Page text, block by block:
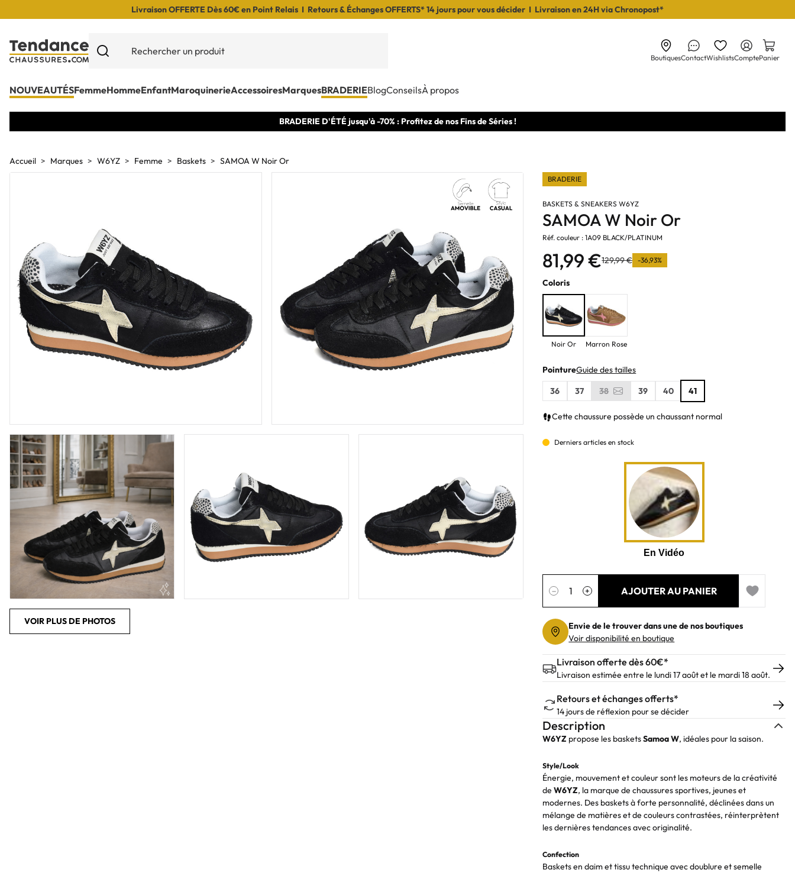
Livraison OFFERTE Dès 60€ en Point Relais I Retours & Échanges OFFERTS* 14 jours pour vous décider I Livraison en 24H via Chronopost*
BoutiquesContactWishlistsComptePanier
NOUVEAUTÉSFemmeHommeEnfantMaroquinerieAccessoiresMarquesBRADERIEBlogConseilsÀ propos
BRADERIE D'ÉTÉ jusqu'à -70% : Profitez de nos Fins de Séries !
Accueil Marques W6YZ Femme Baskets SAMOA W Noir Or
VOIR PLUS DE PHOTOS
BRADERIE
BASKETS & SNEAKERS W6YZ
SAMOA W Noir Or
Réf. couleur : 1A09 BLACK/PLATINUM
81,99 €129,99 € -36,93%
Coloris
Noir Or Marron Rose
PointureGuide des tailles
36
37 38 39 40 41
Cette chaussure possède un chaussant normal
Derniers articles en stock
− +
AJOUTER AU PANIER
Add to
Envie de le trouver dans une de nos boutiques
Voir disponibilité en boutique
Livraison offerte dès 60€*
Livraison estimée entre le lundi 17 août et le mardi 18 août.
Retours et échanges offerts*
14 jours de réflexion pour se décider
Description
W6YZ propose les basketsSamoaW, idéales pour la saison.
Style/Look
Énergie, mouvement et couleur sont les moteurs de la créativité
deW6YZ, la marque de chaussures sportives, jeunes et
modernes. Des baskets à forte personnalité, déclinées dans un
mélange de matières et de couleurs contrastées, réinterprètent
les dernières tendances avec originalité.
Confection
Baskets en daim et tissu technique avec doublure et semelle